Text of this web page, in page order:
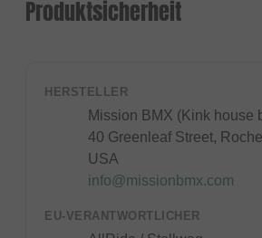
Produktsicherheit
HERSTELLER
Mission BMX (Kink house
40 Greenleaf Street,
USA
info@missionbmx.com
EU-VERANTWORTLICHER